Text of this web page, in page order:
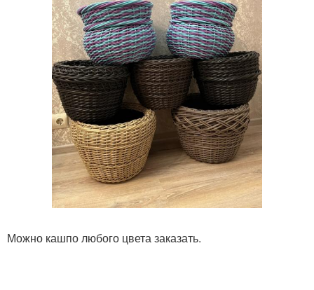
Можно кашпо любого цвета заказать.